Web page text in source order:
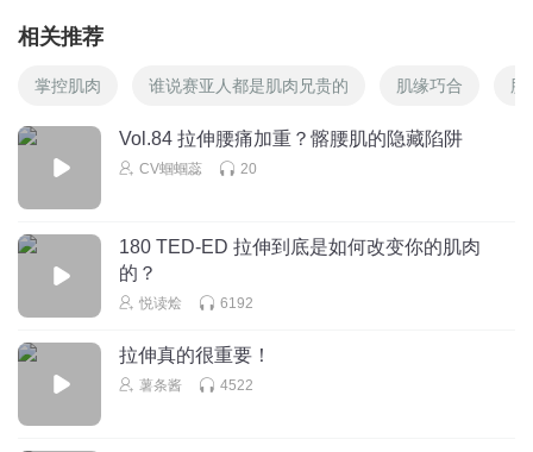
相关推荐
掌控肌肉 谁说赛亚人都是肌肉兄贵的 肌缘巧合 肌
Vol.84 拉伸腰痛加重？髂腰肌的隐藏陷阱
CV蝈蝈蕊 20
180 TED-ED 拉伸到底是如何改变你的肌肉
的？
悦读烩 6192
拉伸真的很重要！
薯条酱 4522